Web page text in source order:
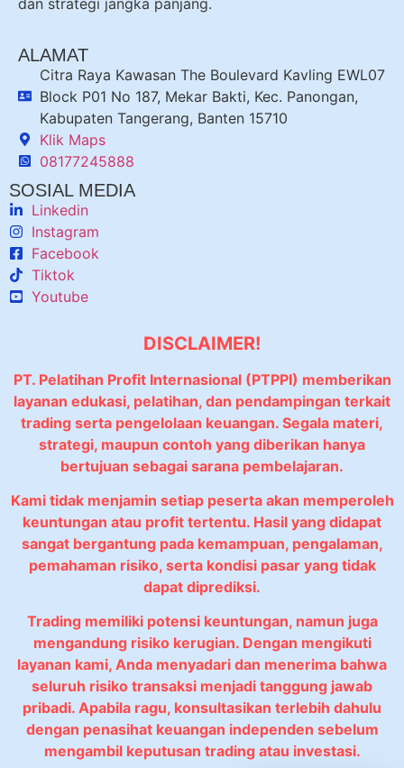
dan strategi jangka panjang.
ALAMAT
Citra Raya Kawasan The Boulevard Kavling EWL07
Block P01 No 187, Mekar Bakti, Kec. Panongan,
Kabupaten Tangerang, Banten 15710
Klik Maps
08177245888
SOSIAL MEDIA
Linkedin
Instagram
Facebook
Tiktok
Youtube
DISCLAIMER!
PT. Pelatihan Profit Internasional (PTPPI) memberikan
layanan edukasi, pelatihan, dan pendampingan terkait
trading serta pengelolaan keuangan. Segala materi,
strategi, maupun contoh yang diberikan hanya
bertujuan sebagai sarana pembelajaran.
Kami tidak menjamin setiap peserta akan memperoleh
keuntungan atau profit tertentu. Hasil yang didapat
sangat bergantung pada kemampuan, pengalaman,
pemahaman risiko, serta kondisi pasar yang tidak
dapat diprediksi.
Trading memiliki potensi keuntungan, namun juga
mengandung risiko kerugian. Dengan mengikuti
layanan kami, Anda menyadari dan menerima bahwa
seluruh risiko transaksi menjadi tanggung jawab
pribadi. Apabila ragu, konsultasikan terlebih dahulu
dengan penasihat keuangan independen sebelum
mengambil keputusan trading atau investasi.